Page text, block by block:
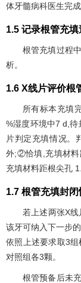
体牙髓病科医生完成
1.5 记录根管充
根管充填过程
析。
1.6 X线片评价根
所有标本充填
%湿度环境中7 d,
片判定充填情况。
外;②恰填,充填材料
充填材料距根尖孔
1.7 根管充填封闭
若上述两张X
该牙可纳入下一步
依照上述要求取3
对照组各3颗。
根管预备后未